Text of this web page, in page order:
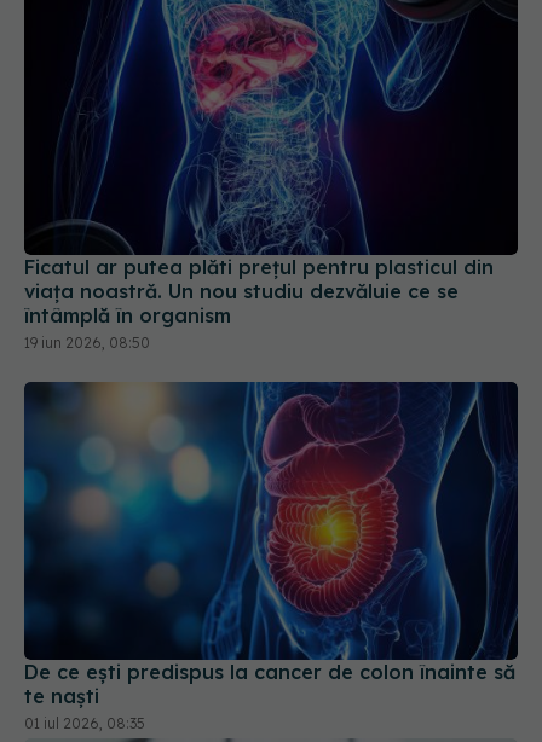
Ficatul ar putea plăti prețul pentru plasticul din
viața noastră. Un nou studiu dezvăluie ce se
întâmplă în organism
19 iun 2026, 08:50
De ce ești predispus la cancer de colon înainte să
te naști
01 iul 2026, 08:35